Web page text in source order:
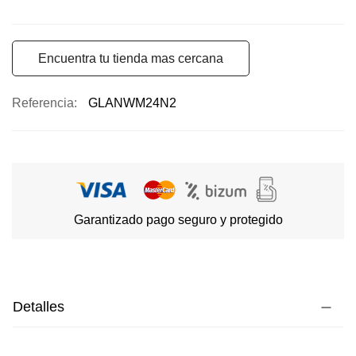
Encuentra tu tienda mas cercana
Referencia GLANWM24N2
Garantizado pago seguro y protegido
Detalles